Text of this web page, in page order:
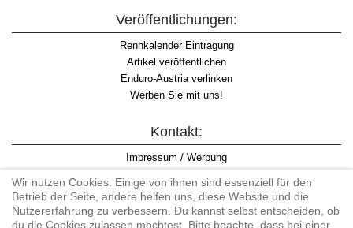
Veröffentlichungen:
Rennkalender Eintragung
Artikel veröffentlichen
Enduro-Austria verlinken
Werben Sie mit uns!
Kontakt:
Impressum / Werbung
Informationspflicht WKO
AGB
Wir nutzen Cookies. Einige von ihnen sind essenziell für den
Betrieb der Seite, andere helfen uns, diese Website und die
Nutzererfahrung zu verbessern. Du kannst selbst entscheiden, ob
du die Cookies zulassen möchtest. Bitte beachte, dass bei einer